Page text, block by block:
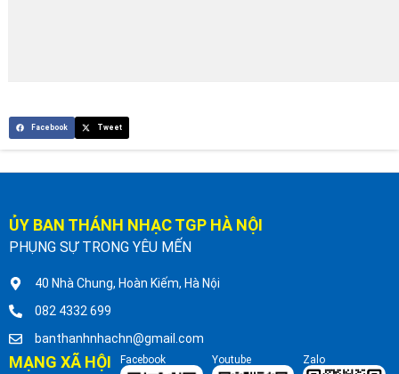
Facebook Tweet
ỦY BAN THÁNH NHẠC TGP HÀ NỘI
PHỤNG SỰ TRONG YÊU MẾN
40 Nhà Chung, Hoàn Kiếm, Hà Nội
082 4332 699
banthanhnhachn@gmail.com
MẠNG XÃ HỘI Facebook Youtube Zalo